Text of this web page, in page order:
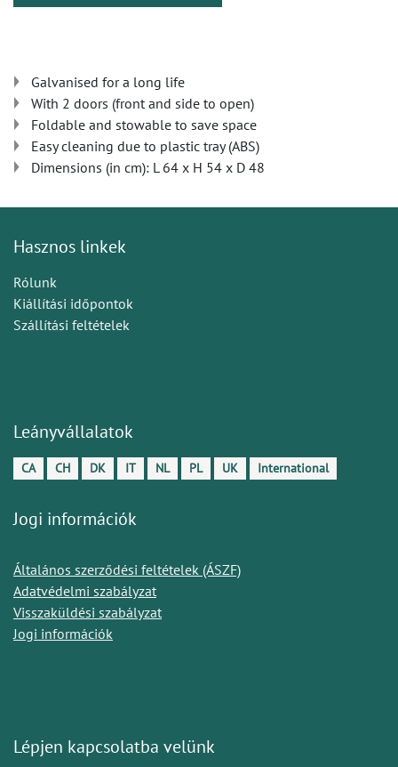
Galvanised for a long life
With 2 doors (front and side to open)
Foldable and stowable to save space
Easy cleaning due to plastic tray (ABS)
Dimensions (in cm): L 64 x H 54 x D 48
Hasznos linkek
Rólunk
Kiállítási időpontok
Szállítási feltételek
Leányvállalatok
CA CH DK IT NL PL UK International
Jogi információk
Általános szerződési feltételek (ÁSZF)
Adatvédelmi szabályzat
Visszaküldési szabályzat
Jogi információk
Lépjen kapcsolatba velünk